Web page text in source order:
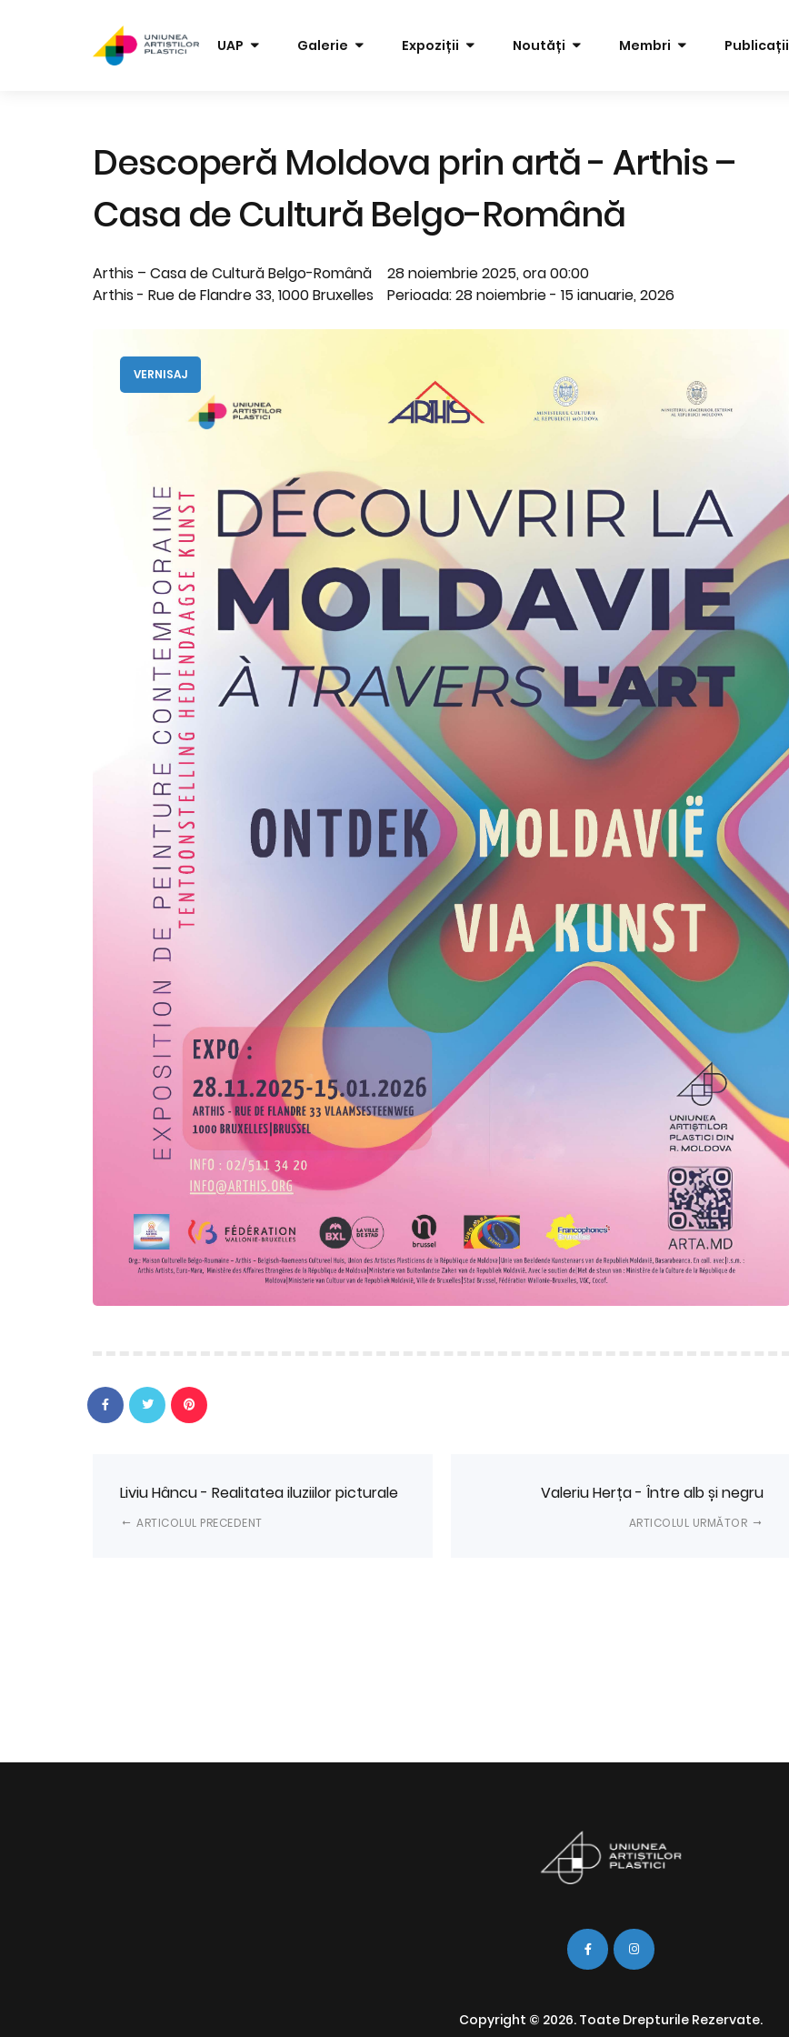
UAP Galerie Expoziții Noutăți Membri Publicații
Descoperă Moldova prin artă - Arthis –
Casa de Cultură Belgo-Română
Arthis – Casa de Cultură Belgo-Română
Arthis - Rue de Flandre 33, 1000 Bruxelles
28 noiembrie 2025, ora 00:00
Perioada: 28 noiembrie - 15 ianuarie, 2026
VERNISAJ
Liviu Hâncu - Realitatea iluziilor picturale
ARTICOLUL PRECEDENT
Valeriu Herța - Între alb și negru
ARTICOLUL URMĂTOR
Copyright © 2026. Toate Drepturile Rezervate.